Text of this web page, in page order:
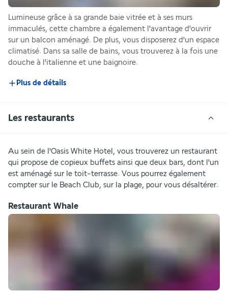
Lumineuse grâce à sa grande baie vitrée et à ses murs
immaculés, cette chambre a également l'avantage d'ouvrir
sur un balcon aménagé. De plus, vous disposerez d'un espace
climatisé. Dans sa salle de bains, vous trouverez à la fois une
douche à l'italienne et une baignoire.
Plus de détails
Les restaurants
Au sein de l'Oasis White Hotel, vous trouverez un restaurant
qui propose de copieux buffets ainsi que deux bars, dont l'un
est aménagé sur le toit-terrasse. Vous pourrez également
compter sur le Beach Club, sur la plage, pour vous désaltérer.
Restaurant Whale